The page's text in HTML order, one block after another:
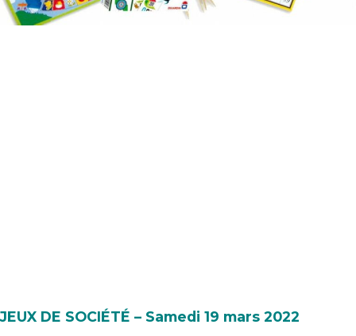
JEUX DE SOCIÉTÉ – Samedi 19 mars 2022